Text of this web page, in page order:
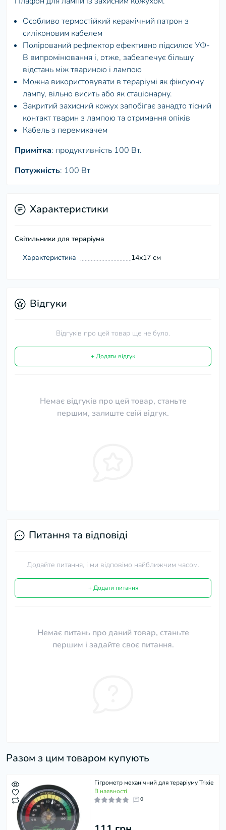
Особливо термостійкий керамічний патрон з
силіконовим кабелем
Полірований рефлектор ефективно підсилює УФ-
В випромінювання і, отже, забезпечує більшу
відстань між твариною і лампою
Можна використовувати в тераріумі як фіксуючу
лампу, вільно висить або як стаціонарну.
Закритий захисний кожух запобігає занадто тісний
контакт тварин з лампою та отримання опіків
Кабель з перемикачем
Примітка: продуктивність 100 Вт.
Потужність: 100 Вт
Характеристики
Світильники для тераріума
Характеристика
14х17 см
Відгуки
Відгуків про цей товар ще не було.
+ Додати відгук
Немає відгуків про цей товар, станьте
першим, залиште свій відгук.
Питання та відповіді
Додайте питання, і ми відповімо найближчим часом.
+ Додати питання
Немає питань про даний товар, станьте
першим і задайте своє питання.
Разом з цим товаром купують
Гігрометр механічний для тераріуму Trixie
В наявності
0